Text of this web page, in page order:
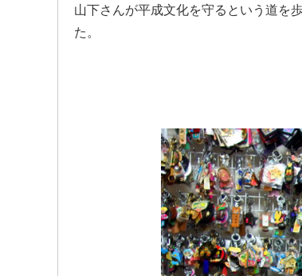
山下さんが平成文化を守るという道を
た。